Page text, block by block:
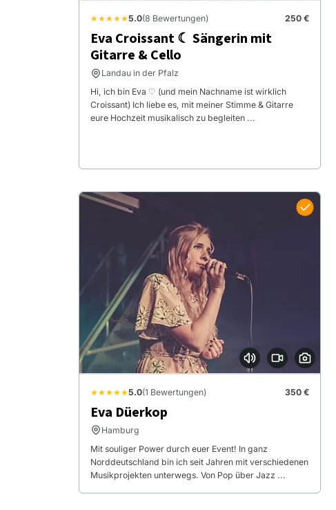
★★★★★5.0(8 Bewertungen) 250 €
Eva Croissant ☾ Sängerin mit
Gitarre & Cello
Landau in der Pfalz
Hi, ich bin Eva ♡ (und mein Nachname ist wirklich
Croissant) Ich liebe es, mit meiner Stimme & Gitarre
eure Hochzeit musikalisch zu begleiten ...
★★★★★5.0(1 Bewertungen) 350 €
Eva Düerkop
Hamburg
Mit souliger Power durch euer Event! In ganz
Norddeutschland bin ich seit Jahren mit verschiedenen
Musikprojekten unterwegs. Von Pop über Jazz ...